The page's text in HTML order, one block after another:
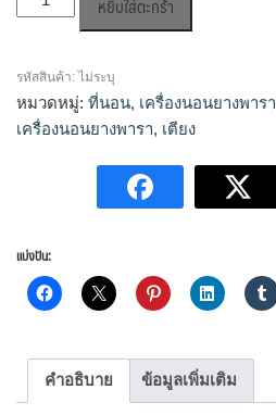
ที่นอน
7
ZONE
KENTA
หยิบใส่ตะกร้า
รหัสสินค้า:ไม่ระบุ
หมวดหมู่: ที่นอน, เครื่องนอนยางพารา
เครื่องนอนยางพารา, เตียง
แบ่งปัน:
คำอธิบาย ข้อมูลเพิ่มเติม